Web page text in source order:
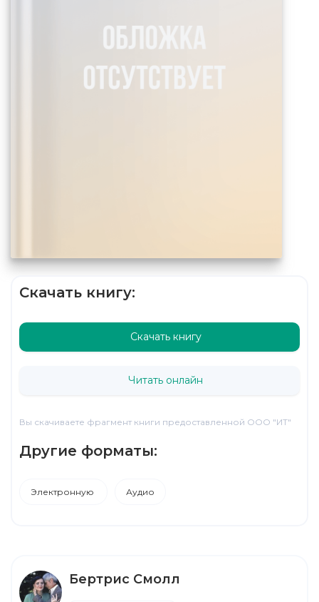
Скачать книгу:
Скачать книгу
Читать онлайн
Вы скачиваете фрагмент книги предоставленной ООО "ИТ"
Другие форматы:
Электронную Аудио
Бертрис Смолл